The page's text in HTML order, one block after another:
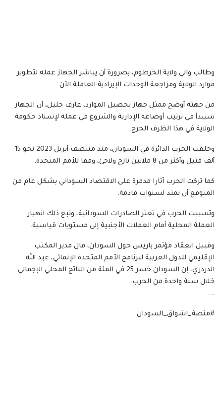
وطالب والي ولاية الخرطوم، بضرورة أن يباشر الجهاز عمله لتطوير
موارد الولاية ومراجعة الوحدات الإيرادية العاملة الآن.
من جهته أوضح ممثل جهاز تحصيل الموارد، عارف خليل، أن الجهاز
سيبدأ في ترتيب أوضاعه الإدارية والشروع في عمله لإسناد حكومة
الولاية في هذا الظرف الحرج.
وخلفت الحرب الدائرة في السودان، منذ منتصف أبريل 2023 نحو 15
ألف قتيل وأكثر من 8 ملايين نازح ولاجئ، وفقا للأمم المتحدة.
كما تركت الحرب آثارا مدمرة على الاقتصاد السوداني بشكل عام من
المتوقع أن تمتد لسنوات قادمة.
وتسببت الحرب في تعثر الصادرات السودانية، وتبع ذلك انهيار
العملة المحلية أمام العملات الأجنبية إلى مستويات قياسية.
وقبيل انعقاد مؤتمر باريس حول السودان، قال مدير المكتب
الإقليمي للدول العربية لبرنامج الأمم المتحدة الإنمائي، عبد الله
الدردري، إن السودان خسر 25 في المئة من الناتج المحلي الإجمالي
خلال سنة واحدة من الحرب.
….
#منصة_اشواق_السودان